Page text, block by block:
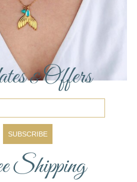
&Offers
SUBSCRIBE
Shipping